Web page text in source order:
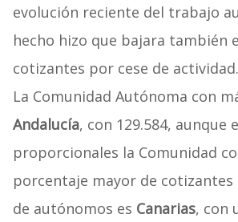
evolución reciente del trabajo
hecho hizo que bajara también
cotizantes por cese de actividad.
La Comunidad Autónoma con
Andalucía, con 129.584, aunque
proporcionales la Comunidad
porcentaje mayor de
de autónomos es Canarias, con